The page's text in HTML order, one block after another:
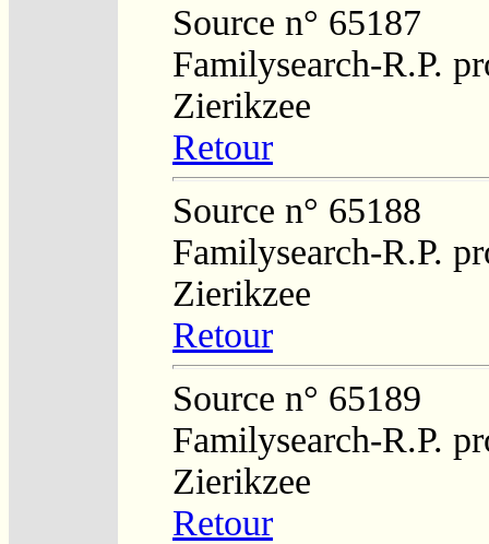
Source n° 65187
Familysearch-R.P.
Zierikzee
Retour
Source n° 65188
Familysearch-R.P.
Zierikzee
Retour
Source n° 65189
Familysearch-R.P.
Zierikzee
Retour